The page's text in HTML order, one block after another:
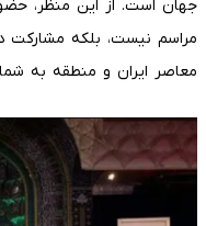
جهان است. از این منظر،
مراسم نیست، بلکه مشارکت
معاصر ایران و منطقه به